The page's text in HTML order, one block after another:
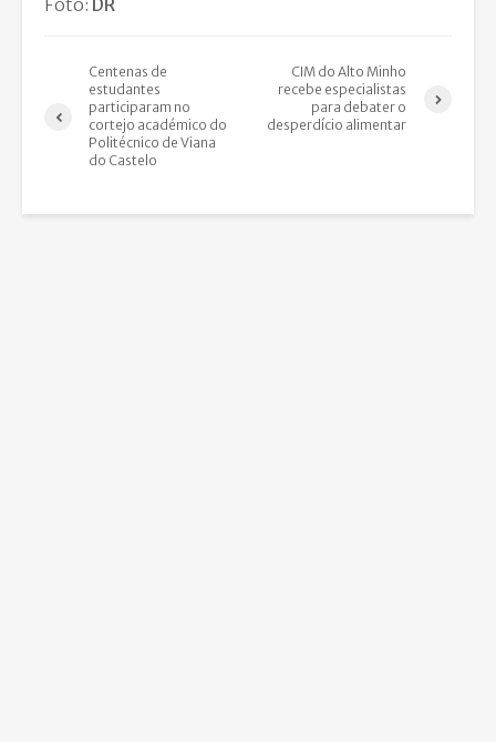
Foto: DR
Centenas de
estudantes
participaram no
cortejo académico do
Politécnico de Viana
do Castelo
CIM do Alto Minho
recebe especialistas
para debater o
desperdício alimentar